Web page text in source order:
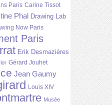
Paris Carine Tissot
Phal Drawing Lab
Now Paris
Paris
Erik Desmazières
Gérard Jouhet
Jean Gaumy
Louis XIV
Musée